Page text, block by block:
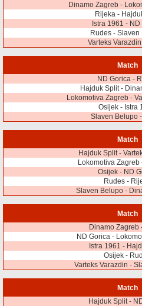
Dinamo Zagreb -
Rijeka -
Istra 1961 -
Rudes - Slaven
Varteks
Match
ND Gorica -
Hajduk Split -
Lokomotiva Zagreb -
Osijek - Istra
Slaven Belupo
Match
Hajduk Split -
Lokomotiva Zagreb
Osijek - ND
Rudes -
Slaven Belupo -
Match
Dinamo Zagreb
ND Gorica -
Istra 1961 -
Osijek -
Varteks Varazdin -
Match
Hajduk Split -